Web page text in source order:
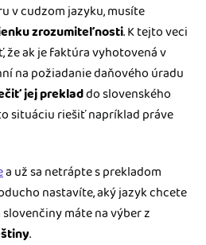
v cudzom jazyku, musíte
zrozumiteľnosti. K tejto veci
že ak je faktúra vyhotovená v
na požiadanie daňového úradu
jej prekladdo slovenského
situáciu riešiť napríklad práve
a už sa netrápte s prekladom
nastavíte, aký jazyk chcete
máte na výber z
.